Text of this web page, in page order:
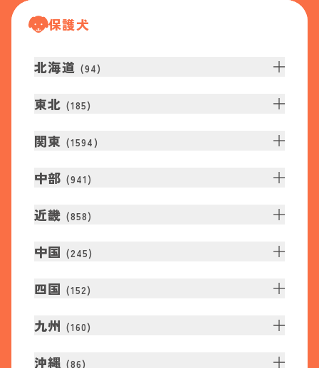
保護犬
北海道 (94)
東北 (185)
関東 (1594 )
中部 (941 )
近畿 (858)
中国 (245)
四国 (152)
九州 (160)
沖縄 (86)